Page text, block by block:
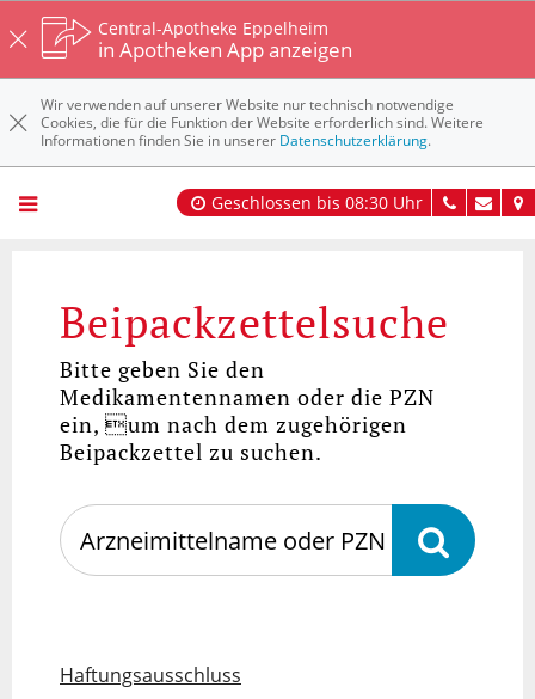
Central-Apotheke Eppelheim
in Apotheken App anzeigen
Wir verwenden auf unserer Website nur technisch notwendige
Cookies, die für die Funktion der Website erforderlich sind. Weitere
Informationen finden Sie in unserer Datenschutzerklärung.
Geschlossen bis 08:30 Uhr
Beipackzettelsuche
Bitte geben Sie den
Medikamentennamen oder die PZN
ein, um nach dem zugehörigen
Beipackzettel zu suchen.
Haftungsausschluss